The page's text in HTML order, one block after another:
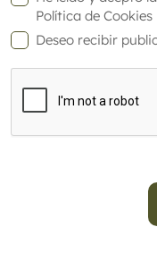
Política de Cookies
Deseo recibir